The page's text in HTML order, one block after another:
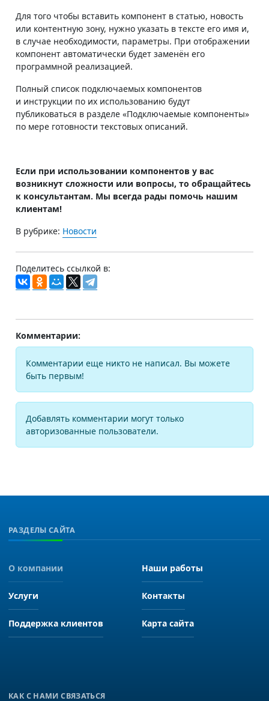
Для того чтобы вставить компонент в статью, новость
или контентную зону, нужно указать в тексте его имя и,
в случае необходимости, параметры. При отображении
компонент автоматически будет заменён его
программной реализацией.
Полный список подключаемых компонентов
и инструкции по их использованию будут
публиковаться в разделе «Подключаемые компоненты»
по мере готовности текстовых описаний.
Если при использовании компонентов у вас
возникнут сложности или вопросы, то обращайтесь
к консультантам. Мы всегда рады помочь нашим
клиентам!
В рубрике: Новости
Поделитесь ссылкой в:
Комментарии:
Комментарии еще никто не написал. Вы можете
быть первым!
Добавлять комментарии могут только
авторизованные пользователи.
РАЗДЕЛЫ САЙТА
О компании Наши работы
Услуги Контакты
Поддержка клиентов Карта сайта
КАК С НАМИ СВЯЗАТЬСЯ